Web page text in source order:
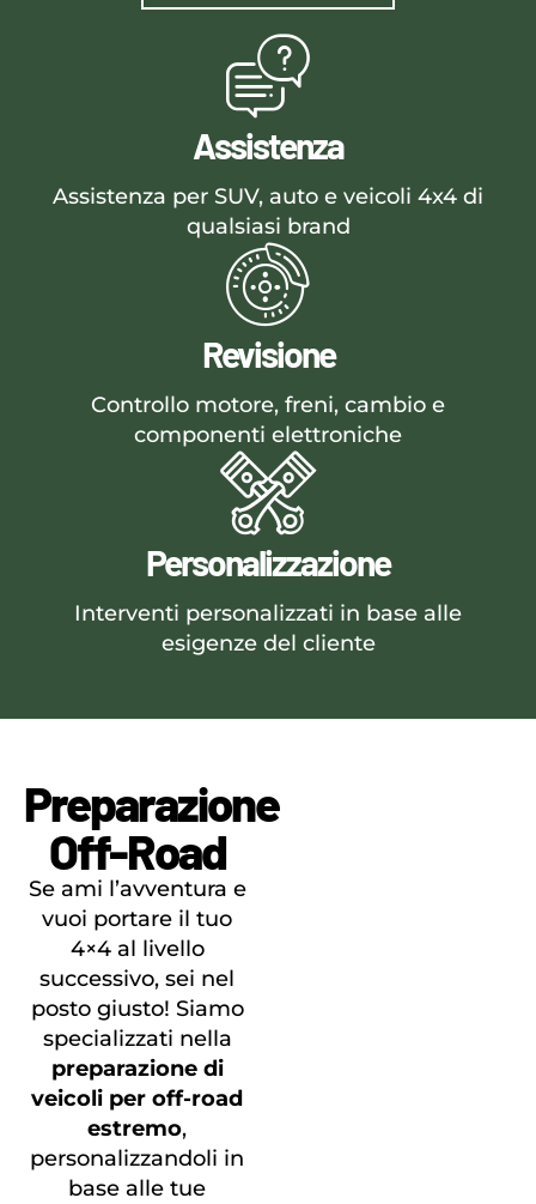
Assistenza
Assistenza per SUV, auto e veicoli 4x4 di
qualsiasi brand
Revisione
Controllo motore, freni, cambio e
componenti elettroniche
Personalizzazione
Interventi personalizzati in base alle
esigenze del cliente
Preparazione
Off-Road
Se ami l’avventura e
vuoi portare il tuo
4×4 al livello
successivo, sei nel
posto giusto! Siamo
specializzati nella
preparazione di
veicoli per off-road
estremo,
personalizzandoli in
base alle tue